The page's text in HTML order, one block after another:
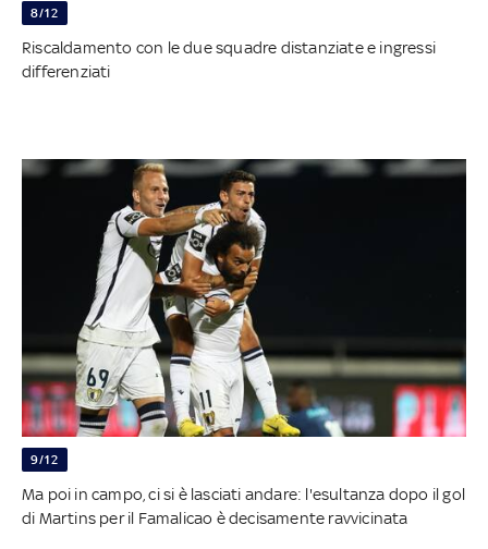
8/12
Riscaldamento con le due squadre distanziate e ingressi
differenziati
9/12
Ma poi in campo, ci si è lasciati andare: l'esultanza dopo il gol
di Martins per il Famalicao è decisamente ravvicinata